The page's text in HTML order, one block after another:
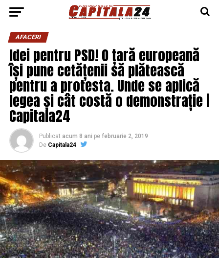
AFACERI
Idei pentru PSD! O țară europeană
își pune cetățenii să plătească
pentru a protesta. Unde se aplică
legea și cât costă o demonstrație |
Capitala24
Publicat acum 8 ani pe februarie 2, 2019
De Capitala24